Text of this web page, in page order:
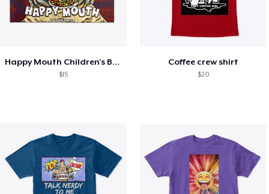
Happy Mouth Children's Book
$15
Coffee crew shirt
$20